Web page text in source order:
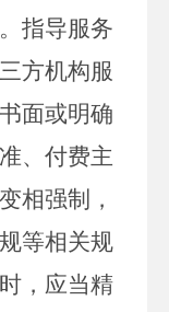
指导服务
方机构服
书面或明确
、付费主
相强制，
等相关规
，应当精